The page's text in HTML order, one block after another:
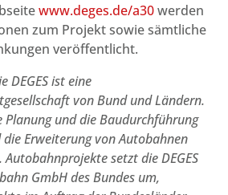
www.deges.de/a30werden
zum Projekt sowie sämtliche
veröffentlicht.
DEGES ist eine
von Bund und Ländern.
und die Baudurchführung
Erweiterung von Autobahnen
setzt die DEGES
GmbH des Bundes um,